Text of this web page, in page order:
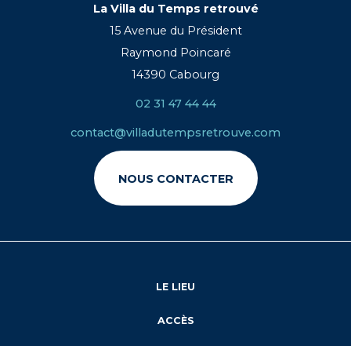
La Villa du Temps retrouvé
15 Avenue du Président
Raymond Poincaré
14390 Cabourg
02 31 47 44 44
contact@villadutempsretrouve.com
NOUS CONTACTER
LE LIEU
ACCÈS